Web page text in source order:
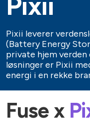
Pixii
Pixii leverer
(Battery Energy
private hjem
løsninger er Pixii
energi i en rekke
Fuse x